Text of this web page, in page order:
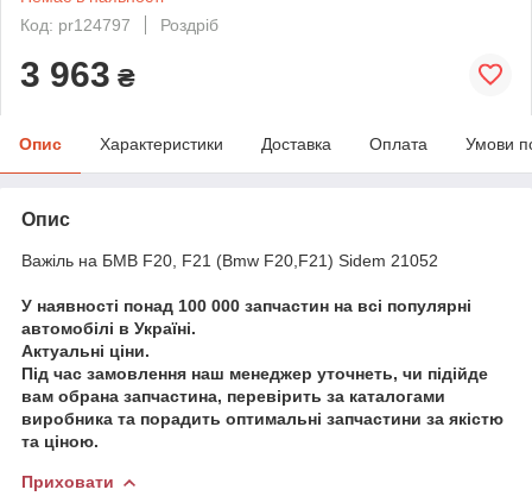
Код: pr124797
Роздріб
3 963 ₴
Опис Характеристики Доставка Оплата Умови
Опис
Важіль на БМВ F20, F21 (Bmw F20,F21) Sidem 21052
У наявності понад 100 000 запчастин на всі популярні
автомобілі в Україні.
Актуальні ціни.
Під час замовлення наш менеджер уточнеть, чи підійде
вам обрана запчастина, перевірить за каталогами
виробника та порадить оптимальні запчастини за якістю
та ціною.
Приховати